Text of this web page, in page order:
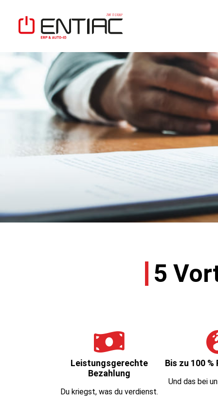
5
Leistungsgerechte
Bezahlung
Du kriegst, was du verdienst.
Bis zu 100
Und das bei